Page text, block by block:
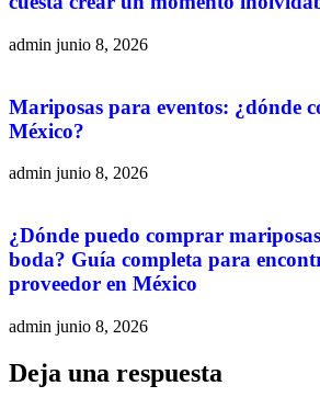
admin junio 8, 2026
Mariposas para eventos: ¿dónde
México?
admin junio 8, 2026
¿Dónde puedo comprar
boda? Guía completa para
proveedor en México
admin junio 8, 2026
Deja una respuesta